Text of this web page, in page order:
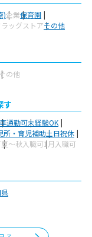
)企業保育園
ッグストアその他
その他
す
車通勤可未経験OK
所・育児補助土日祝休
夏～秋入職可1月入職可